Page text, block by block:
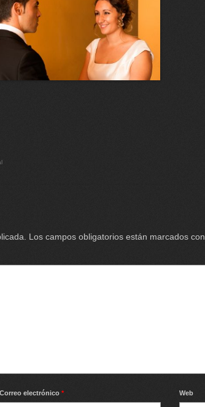
Los campos obligatorios están marcados con
Correo electrónico* Web